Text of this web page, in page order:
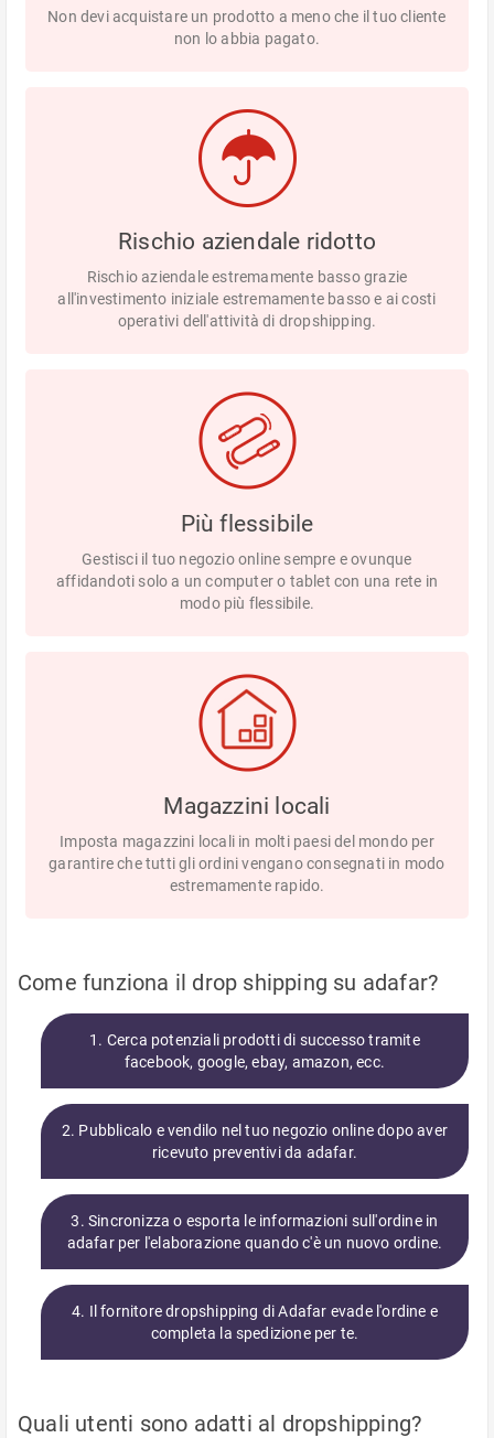
Non devi acquistare un prodotto a meno che il tuo cliente
non lo abbia pagato.
Rischio aziendale ridotto
Rischio aziendale estremamente basso grazie
all'investimento iniziale estremamente basso e ai costi
operativi dell'attività di dropshipping.
Più flessibile
Gestisci il tuo negozio online sempre e ovunque
affidandoti solo a un computer o tablet con una rete in
modo più flessibile.
Magazzini locali
Imposta magazzini locali in molti paesi del mondo per
garantire che tutti gli ordini vengano consegnati in modo
estremamente rapido.
Come funziona il drop shipping su adafar?
1. Cerca potenziali prodotti di successo tramite
facebook, google, ebay, amazon, ecc.
2. Pubblicalo e vendilo nel tuo negozio online dopo aver
ricevuto preventivi da adafar.
3. Sincronizza o esporta le informazioni sull'ordine in
adafar per l'elaborazione quando c'è un nuovo ordine.
4. Il fornitore dropshipping di Adafar evade l'ordine e
completa la spedizione per te.
Quali utenti sono adatti al dropshipping?